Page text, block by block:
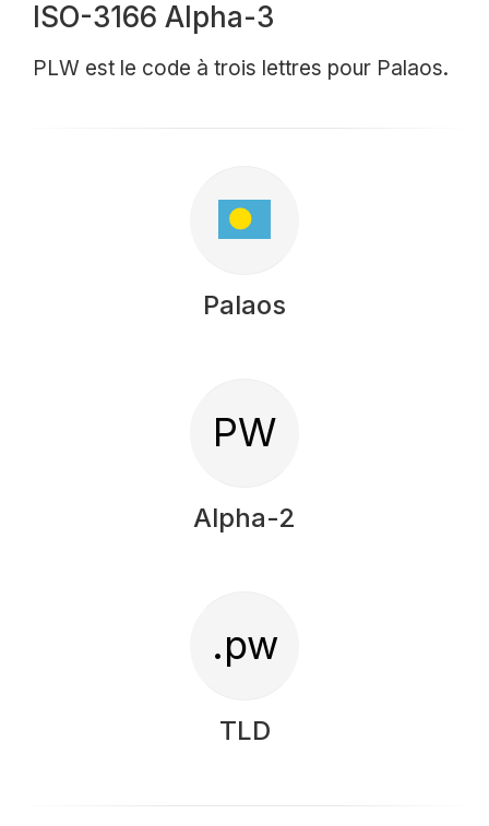
ISO-3166 Alpha-3
PLW est le code à trois lettres pour Palaos.
Palaos
PW
Alpha-2
.pw
TLD